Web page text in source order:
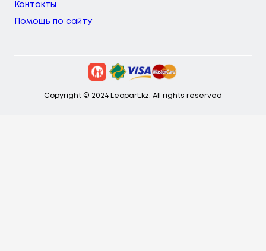
Контакты
Помощь по сайту
Copyright © 2024 Leopart.kz. All rights reserved